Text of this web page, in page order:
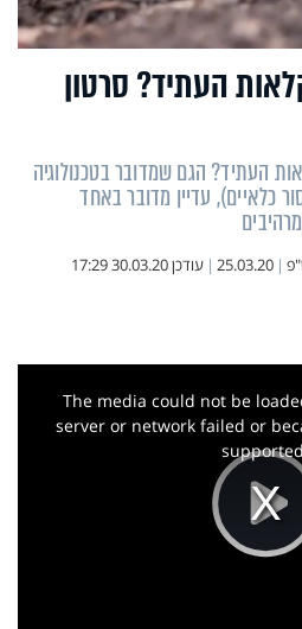
העתיד? סרטון
העתיד? הגם שמדובר בטכנולוגיה
כלאיים), עדיין מדובר באחד
|
25.03.20
| עודכן30.03.20 17:29
This
The media could not be
server or network failed or